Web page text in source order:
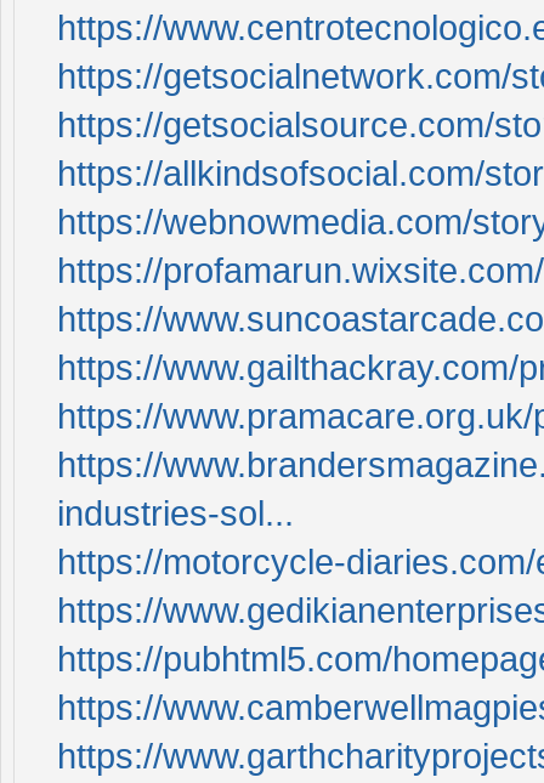
https://
https://getsocialnetwork.com/
https://getsocialsource.com/
https://allkindsofsocial.com/
https://webnowmedia.com/
https://
https://
https://www.gailthackray.com/
https://
https://
industries-sol...
https://motorcycle-
https://
https://pubhtml5.com/
https://
https://